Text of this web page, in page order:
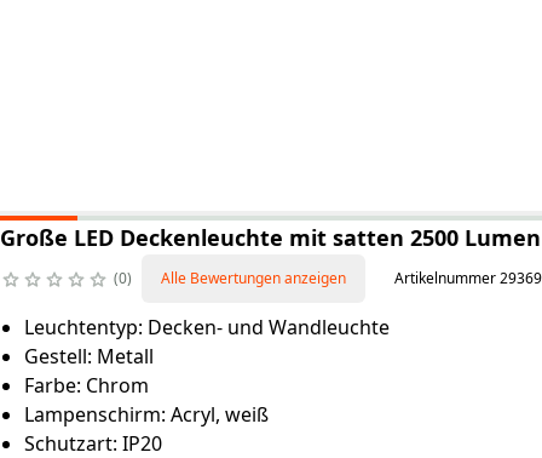
Große LED Deckenleuchte mit satten 2500 Lumen
0 Alle Bewertungen anzeigen Artikelnummer 29369
Leuchtentyp: Decken- und Wandleuchte
Gestell: Metall
Farbe: Chrom
Lampenschirm: Acryl, weiß
Schutzart: IP20